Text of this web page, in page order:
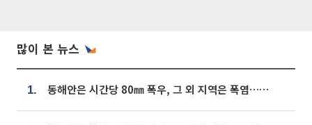
많이 본 뉴스
1. 동해안은 시간당 80㎜ 폭우, 그 외 지역은 폭염…‘극과 극 날씨’